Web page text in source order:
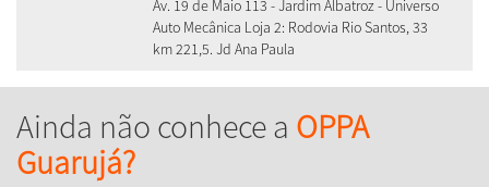
Av. 19 de Maio 113 - Jardim Albatroz - Universo
Auto Mecânica Loja 2: Rodovia Rio Santos, 33
km 221,5. Jd Ana Paula
Ainda não conhece a OPPA
Guarujá?